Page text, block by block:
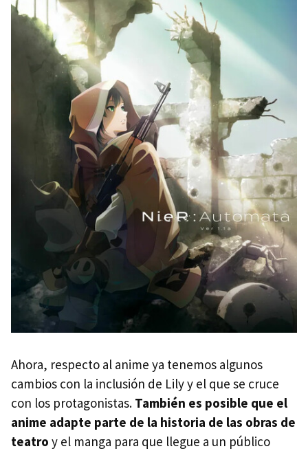
Ahora, respecto al anime ya tenemos algunos
cambios con la inclusión de Lily y el que se cruce
con los protagonistas. También es posible que el
anime adapte parte de la historia de las obras de
teatro y el manga para que llegue a un público